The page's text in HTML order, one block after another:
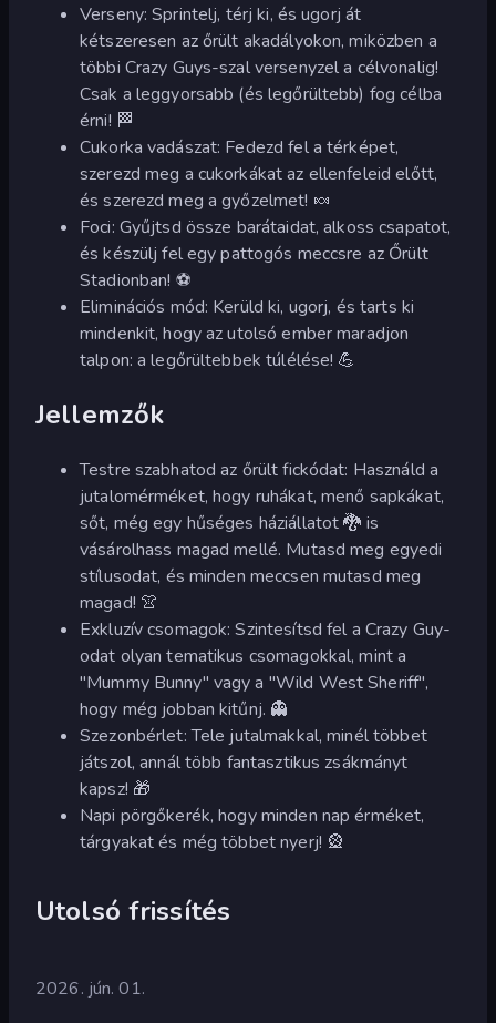
Verseny: Sprintelj, térj ki, és ugorj át
kétszeresen az őrült akadályokon, miközben a
többi Crazy Guys-szal versenyzel a célvonalig!
Csak a leggyorsabb (és legőrültebb) fog célba
érni! 🏁
Cukorka vadászat: Fedezd fel a térképet,
szerezd meg a cukorkákat az ellenfeleid előtt,
és szerezd meg a győzelmet! 🍬
Foci: Gyűjtsd össze barátaidat, alkoss csapatot,
és készülj fel egy pattogós meccsre az Őrült
Stadionban! ⚽️
Eliminációs mód: Kerüld ki, ugorj, és tarts ki
mindenkit, hogy az utolsó ember maradjon
talpon: a legőrültebbek túlélése! 💪
Jellemzők
Testre szabhatod az őrült fickódat: Használd a
jutalomérméket, hogy ruhákat, menő sapkákat,
sőt, még egy hűséges háziállatot 🐉 is
vásárolhass magad mellé. Mutasd meg egyedi
stílusodat, és minden meccsen mutasd meg
magad! 👚
Exkluzív csomagok: Szintesítsd fel a Crazy Guy-
odat olyan tematikus csomagokkal, mint a
"Mummy Bunny" vagy a "Wild West Sheriff",
hogy még jobban kitűnj. 👻
Szezonbérlet: Tele jutalmakkal, minél többet
játszol, annál több fantasztikus zsákmányt
kapsz! 🎁
Napi pörgőkerék, hogy minden nap érméket,
tárgyakat és még többet nyerj! 🎡
Utolsó frissítés
2026. jún. 01.